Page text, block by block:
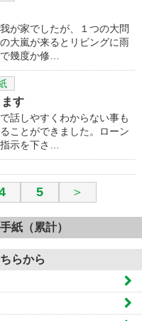
が家でしたが、１つの大問
大嵐が来るとリビングに雨
幾度か修…
す
話しやすくわからない事も
ことができました。ローン
示を下さ…
5 ＞
紙（累計）
らから